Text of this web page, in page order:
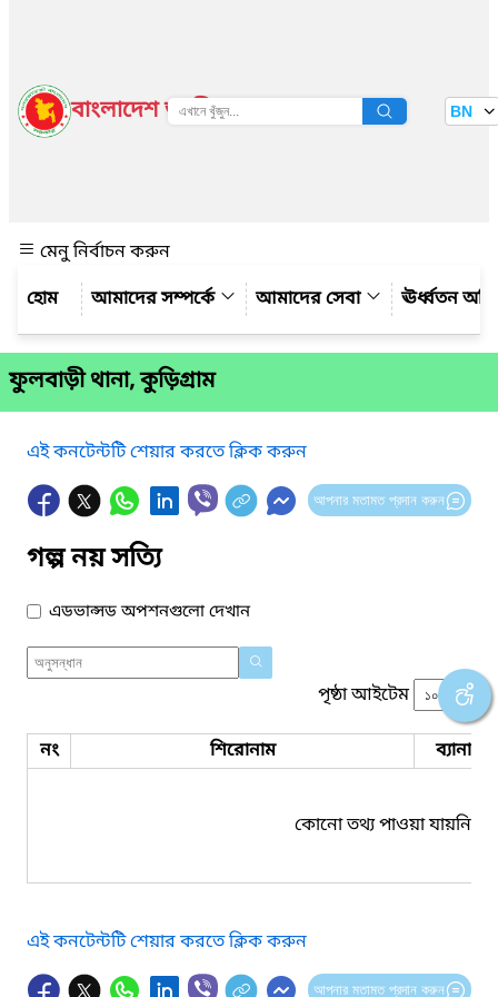
বাংলাদেশ জাতীয় তথ্য বাতায়ন BN
মেনু নির্বাচন করুন
আমাদের সম্পর্কে
আমাদের সেবা ঊর্ধ্বতন
ফুলবাড়ী থানা, কুড়িগ্রাম
এই কনটেন্টটি শেয়ার করতে ক্লিক করুন
আপনার মতামত প্রদান করুন
গল্প নয় সত্যি
এডভান্সড অপশনগুলো দেখান
পৃষ্ঠা আইটেম
নং শিরোনাম ব্যানার
কোনো তথ্য পাওয়া যায়নি।
এই কনটেন্টটি শেয়ার করতে ক্লিক করুন
আপনার মতামত প্রদান করুন